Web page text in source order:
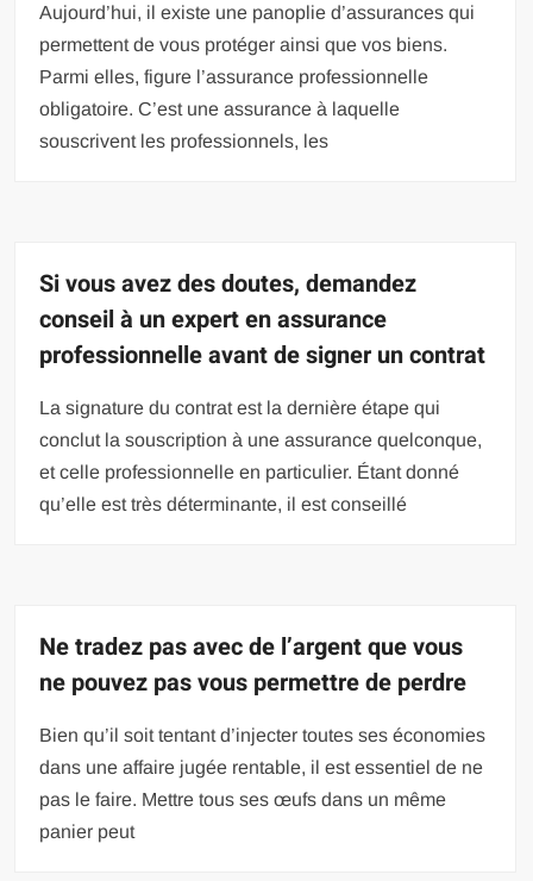
Aujourd’hui, il existe une panoplie d’assurances qui
permettent de vous protéger ainsi que vos biens.
Parmi elles, figure l’assurance professionnelle
obligatoire. C’est une assurance à laquelle
souscrivent les professionnels, les
Si vous avez des doutes, demandez
conseil à un expert en assurance
professionnelle avant de signer un contrat
La signature du contrat est la dernière étape qui
conclut la souscription à une assurance quelconque,
et celle professionnelle en particulier. Étant donné
qu’elle est très déterminante, il est conseillé
Ne tradez pas avec de l’argent que vous
ne pouvez pas vous permettre de perdre
Bien qu’il soit tentant d’injecter toutes ses économies
dans une affaire jugée rentable, il est essentiel de ne
pas le faire. Mettre tous ses œufs dans un même
panier peut